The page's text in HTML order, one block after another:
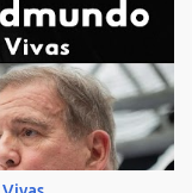
estrategias
ciudadanos hacia
de la sociedad va a
los devorará la
en la calle. La
se construye con
las actuaciones. El